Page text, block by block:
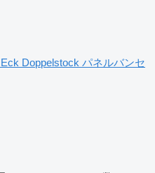
Doppelstock パネルバンセ